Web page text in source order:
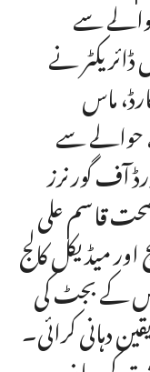
سے
نے
ماس
حوالے سے
آف گورنرز
قاسم علی
میڈیکل کالج
کے بجٹ کی
دہانی کرائی۔